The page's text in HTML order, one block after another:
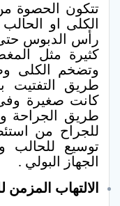
تتكون الحصوة
الكلى او
رأس الدبوس
كثيرة مثل
وتضخم الكلى
طريق التفتيت
كانت صغيرة
طريق الجراحة
للجراح من
توسيع للحالب
الجهاز البولي .
الالتهاب المزمن